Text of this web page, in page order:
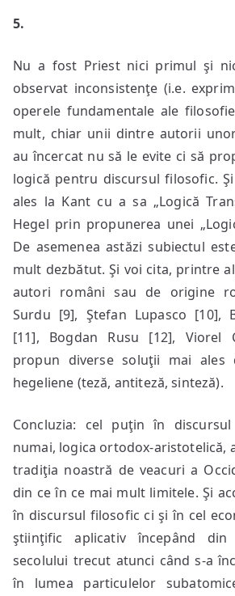
5.
Nu a fost Priest nici primul şi
observat inconsistenţe (i.e.
operele fundamentale ale
mult, chiar unii dintre autorii
au încercat nu să le evite ci să
logică pentru discursul filosofic.
ales la Kant cu a sa „Logică
Hegel prin propunerea unei
De asemenea astăzi subiectul
mult dezbătut. Şi voi cita, printre
autori români sau de origine
Surdu [9], Ştefan Lupasco [10],
[11], Bogdan Rusu [12], Viorel
propun diverse soluţii mai ales
hegeliene (teză, antiteză, sinteză).
Concluzia: cel puţin în
numai, logica ortodox-aristotelică,
tradiţia noastră de veacuri a
din ce în ce mai mult limitele. Şi
în discursul filosofic ci şi în cel
ştiinţific aplicativ începând
secolului trecut atunci când s-a
în lumea particulelor